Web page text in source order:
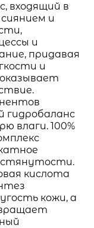
входящий в
и
и
придавая
и
влаги. 100%
стянутости.
кислота
кожи, а